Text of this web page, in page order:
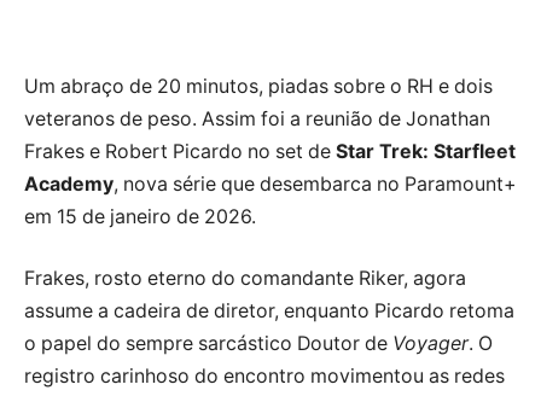
Um abraço de 20 minutos, piadas sobre o RH e dois
veteranos de peso. Assim foi a reunião de Jonathan
Frakes e Robert Picardo no set de Star Trek: Starfleet
Academy, nova série que desembarca no Paramount+
em 15 de janeiro de 2026.
Frakes, rosto eterno do comandante Riker, agora
assume a cadeira de diretor, enquanto Picardo retoma
o papel do sempre sarcástico Doutor de Voyager. O
registro carinhoso do encontro movimentou as redes